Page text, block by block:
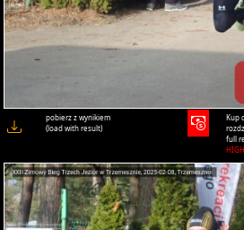
pobierz z wynikiem
(load with result)
Kup
full